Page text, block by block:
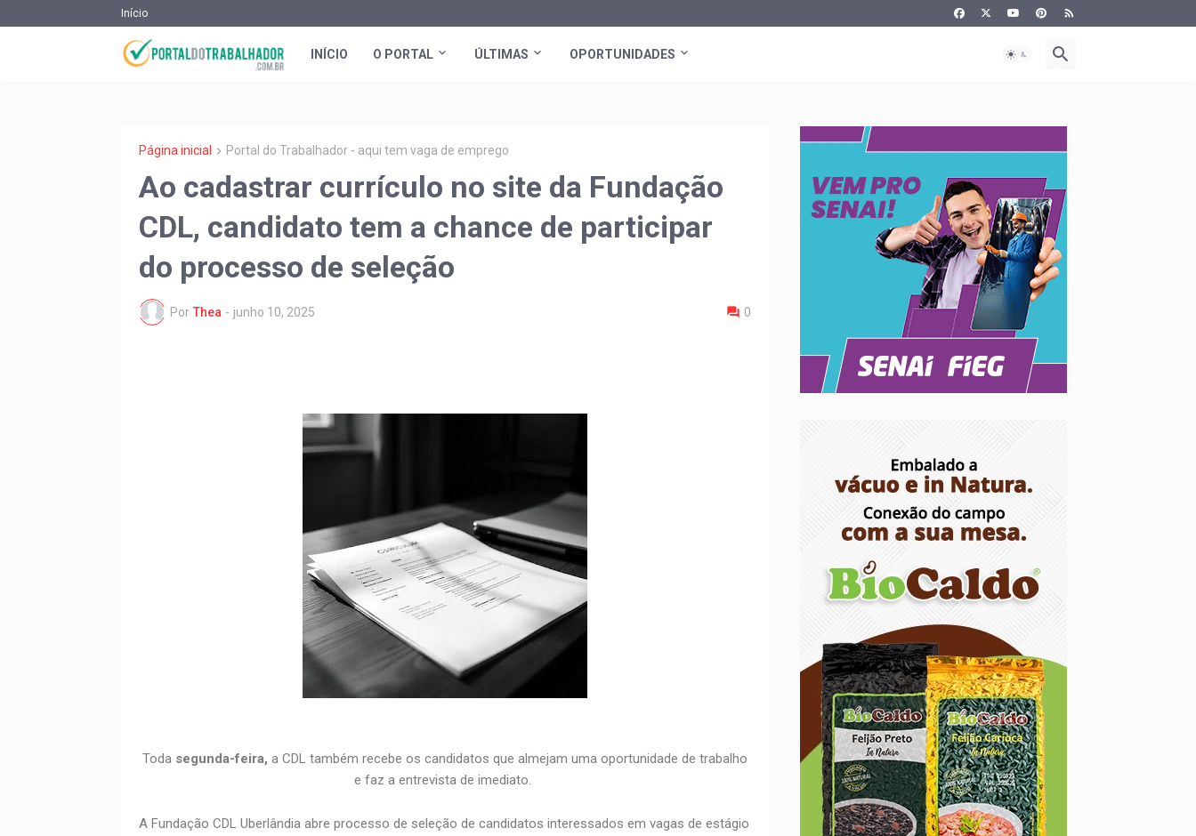
Início
INÍCIO O PORTAL ÚLTIMAS OPORTUNIDADES
Página inicial Portal do Trabalhador - aqui tem vaga de emprego
Ao cadastrar currículo no site da Fundação
CDL, candidato tem a chance de participar
do processo de seleção
Por Thea - junho 10, 2025 0
Toda segunda-feira, a CDL também recebe os candidatos que almejam uma oportunidade de trabalho
e faz a entrevista de imediato.
A Fundação CDL Uberlândia abre processo de seleção de candidatos interessados em vagas de estágio